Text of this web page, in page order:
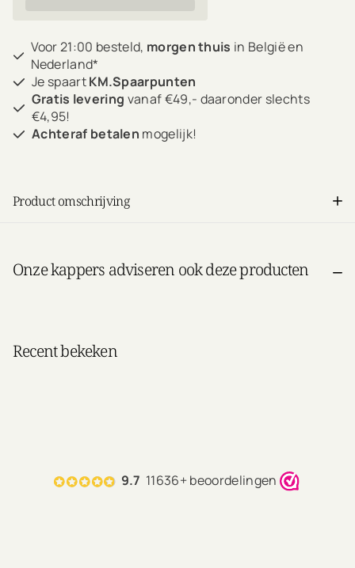
Voor 21:00 besteld, morgen thuis in België en
Nederland*
Je spaartKM.Spaarpunten
Gratis levering vanaf €49,- daaronder slechts
€4,95!
Achteraf betalen mogelijk!
Product omschrijving
Onze kappers adviseren ook deze producten
Recent bekeken
9.7 11636+ beoordelingen